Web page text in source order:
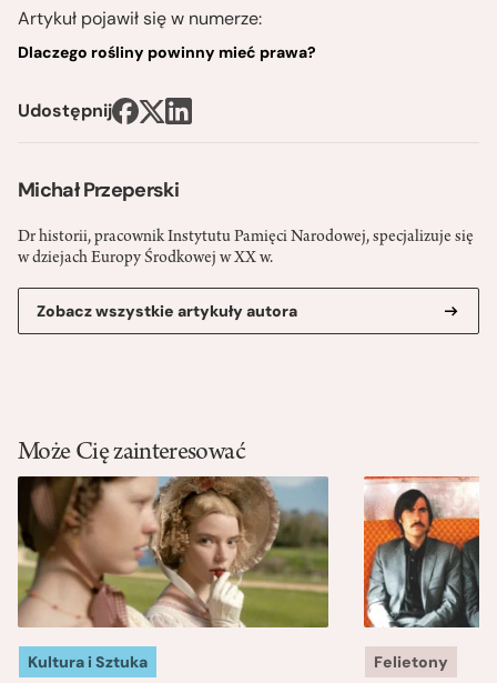
Michał Przeperski
Dr historii, pracownik Instytutu Pamięci Narodowej, specjalizuje się
w dziejach Europy Środkowej w XX w.
Zobacz wszystkie artykuły autora
Artykuł pojawił się w numerze:
Dlaczego rośliny powinny mieć prawa?
Udostępnij
Może Cię zainteresować
Kultura i Sztuka Felietony